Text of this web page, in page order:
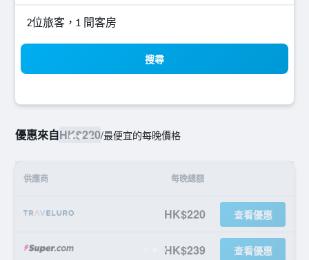
2位旅客，1 間客房
搜尋
優惠來自HK$220/最便宜的每晚價格
供應商 每晚總額
HK$220 查看優惠
HK$239 查看優惠